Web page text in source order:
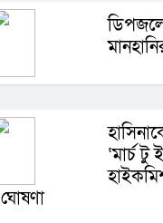
‘মার্চ টু
ঘোষণা